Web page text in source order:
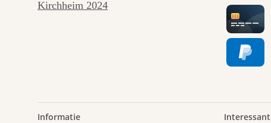
Informatie